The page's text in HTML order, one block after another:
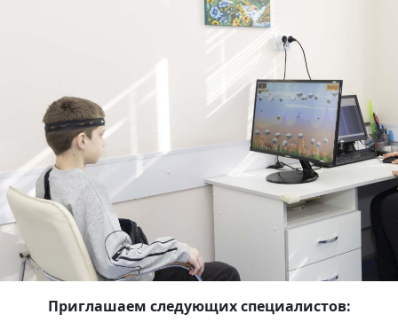
Приглашаем следующих специалистов: